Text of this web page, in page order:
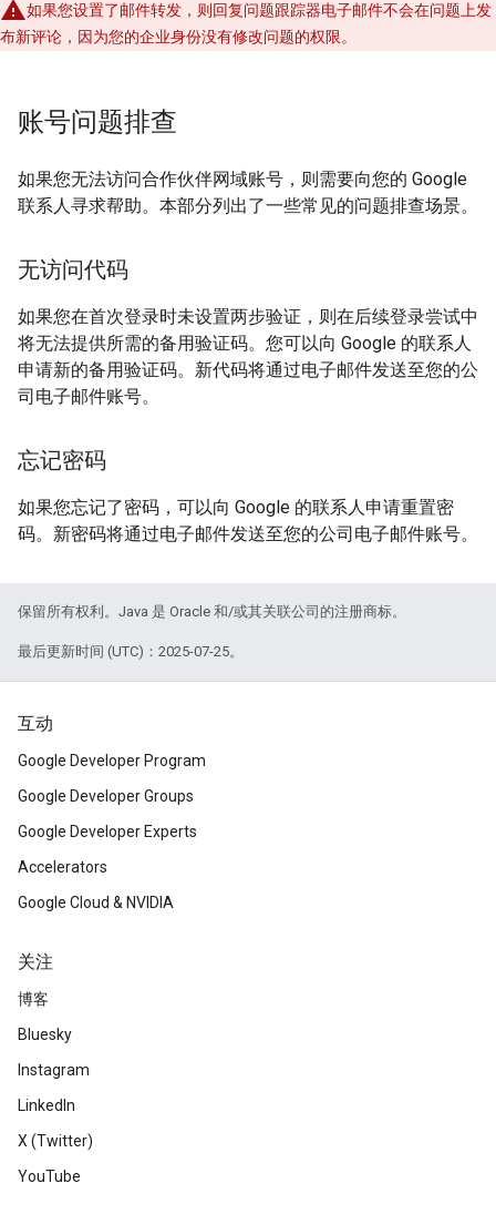
如果您设置了邮件转发，则回复问题跟踪器电子邮件不会在问题上发
布新评论，因为您的企业身份没有修改问题的权限。
账号问题排查
如果您无法访问合作伙伴网域账号，则需要向您的 Google
联系人寻求帮助。本部分列出了一些常见的问题排查场景。
无访问代码
如果您在首次登录时未设置两步验证，则在后续登录尝试中
将无法提供所需的备用验证码。您可以向 Google 的联系人
申请新的备用验证码。新代码将通过电子邮件发送至您的公
司电子邮件账号。
忘记密码
如果您忘记了密码，可以向 Google 的联系人申请重置密
码。新密码将通过电子邮件发送至您的公司电子邮件账号。
保留所有权利。Java 是 Oracle 和/或其关联公司的注册商标。
最后更新时间 (UTC)：2025-07-25。
互动
Google Developer Program
Google Developer Groups
Google Developer Experts
Accelerators
Google Cloud & NVIDIA
关注
博客
Bluesky
Instagram
LinkedIn
X (Twitter)
YouTube